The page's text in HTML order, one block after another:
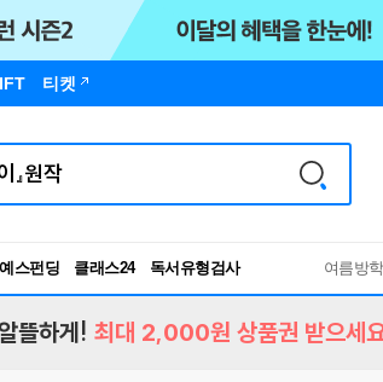
티켓
예스펀딩 클래스24
독서유형검사
RBTI Lab
여름방
뜰하게! 최대 2,000원 상품권 받으세